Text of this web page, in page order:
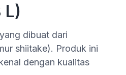
L)
dibuat dari
shiitake). Produk ini
dengan kualitas